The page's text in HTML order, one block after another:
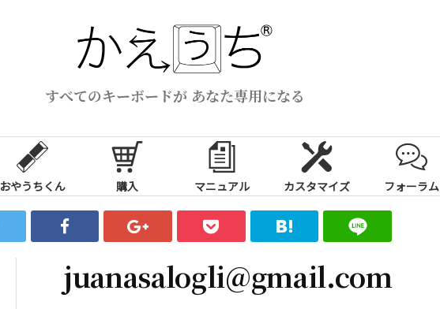
すべてのキーボードが あなた専用になる
おやうちくん 購入 マニュアル カスタマイズ フォーラム
juanasalogli@gmail.com